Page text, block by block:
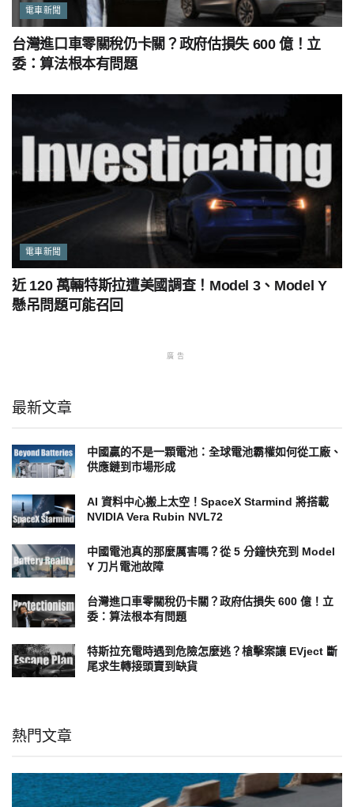
電車新聞
台灣進口車零關稅仍卡關？政府估損失 600 億！立
委：算法根本有問題
電車新聞
近 120 萬輛特斯拉遭美國調查！Model 3、Model Y
懸吊問題可能召回
廣告
最新文章
中國贏的不是一顆電池：全球電池霸權如何從工廠、
供應鏈到市場形成
AI 資料中心搬上太空！SpaceX Starmind 將搭載
NVIDIA Vera Rubin NVL72
中國電池真的那麼厲害嗎？從 5 分鐘快充到 Model
Y 刀片電池故障
台灣進口車零關稅仍卡關？政府估損失 600 億！立
委：算法根本有問題
特斯拉充電時遇到危險怎麼逃？槍擊案讓 EVject 斷
尾求生轉接頭賣到缺貨
熱門文章